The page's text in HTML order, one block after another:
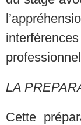
LA
Cette